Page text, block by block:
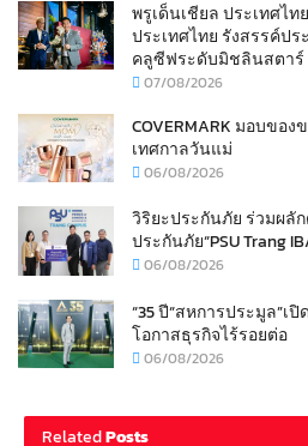
พรูเด็นเชียล ประเทศไ
ประเทศไทย รังสรรค์ป
คลูซีฟระดับมิชลินสตาร์
07/08/2026
COVERMARK มอบขอ
เทศกาลวันแม่
06/08/2026
วิริยะประกันภัย ร่วมผลั
ประกันภัย“PSU Trang
06/08/2026
“35 ปี“สหการประมูล”เ
โอกาสธุรกิจไร้รอยต่อ
06/08/2026
RelatedPosts